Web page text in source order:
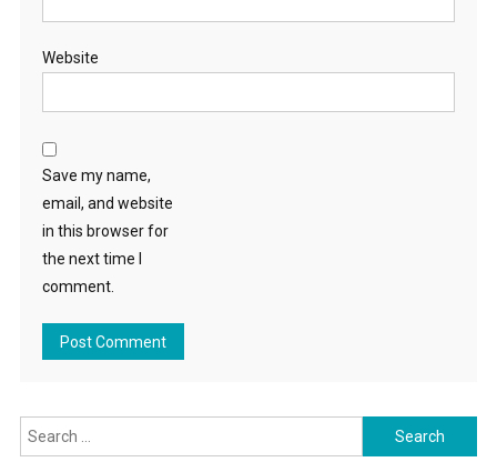
Website
Save my name,
email, and website
in this browser for
the next time I
comment.
Search for: